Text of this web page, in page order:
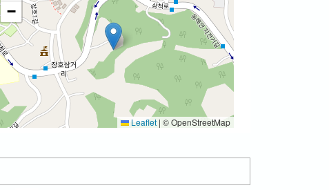
−
Leaflet | © OpenStreetMap